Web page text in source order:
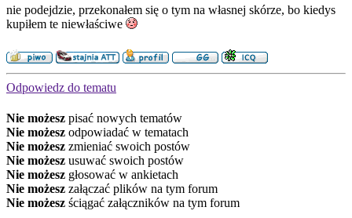
nie podejdzie, przekonałem się o tym na własnej skórze, bo kiedys
kupiłem te niewłaściwe
Odpowiedz do tematu
Nie możesz pisać nowych tematów
Nie możesz odpowiadać w tematach
Nie możesz zmieniać swoich postów
Nie możesz usuwać swoich postów
Nie możesz głosować w ankietach
Nie możesz załączać plików na tym forum
Nie możesz ściągać załączników na tym forum